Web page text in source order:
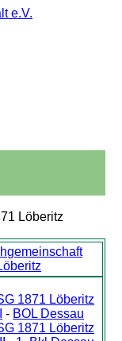
Löberitz
1871 Löberitz
- BOL Dessau
1871 Löberitz